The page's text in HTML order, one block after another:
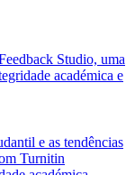
Studio, uma
académica e
e as tendências
Turnitin